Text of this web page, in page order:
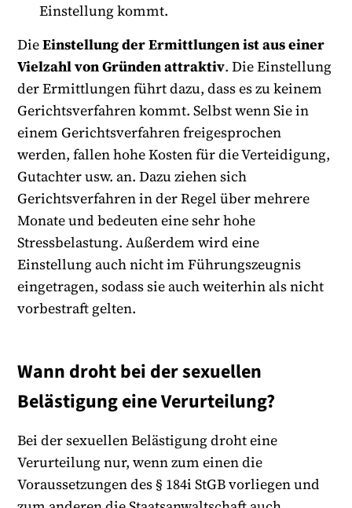
Einstellung kommt.
DieEinstellung der Ermittlungen ist aus einer
Vielzahl von Gründen attraktiv. Die Einstellung
der Ermittlungen führt dazu, dass es zu keinem
Gerichtsverfahren kommt. Selbst wenn Sie in
einem Gerichtsverfahren freigesprochen
werden, fallen hohe Kosten für die Verteidigung,
Gutachter usw. an. Dazu ziehen sich
Gerichtsverfahren in der Regel über mehrere
Monate und bedeuten eine sehr hohe
Stressbelastung. Außerdem wird eine
Einstellung auch nicht im Führungszeugnis
eingetragen, sodass sie auch weiterhin als nicht
vorbestraft gelten.
Wann droht bei der sexuellen
Belästigung eine Verurteilung?
Bei der sexuellen Belästigung droht eine
Verurteilung nur, wenn zum einen die
Voraussetzungen des § 184i StGB vorliegen und